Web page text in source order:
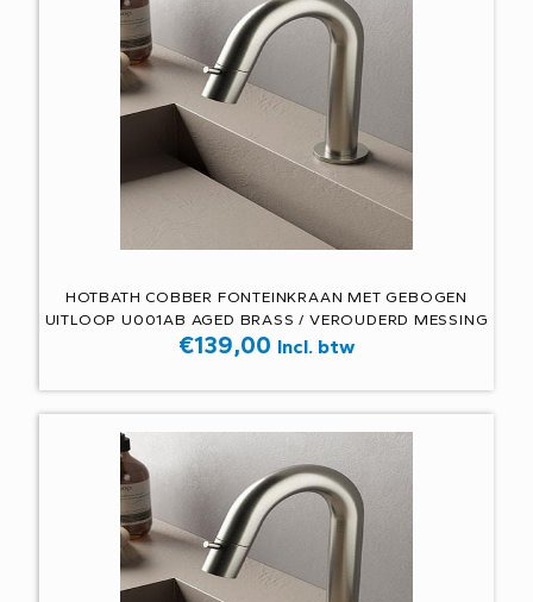
HOTBATH COBBER FONTEINKRAAN MET GEBOGEN
UITLOOP U001AB AGED BRASS / VEROUDERD MESSING
€139,00 Incl. btw